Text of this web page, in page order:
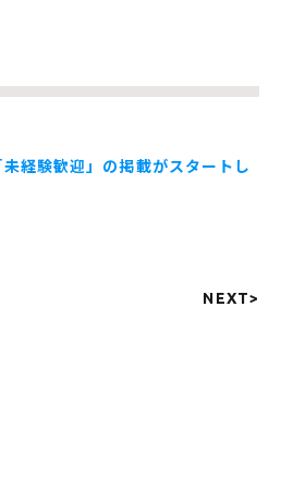
経験歓迎」の掲載がスタートし
NEXT>